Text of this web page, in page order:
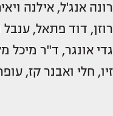
רונה אנג'ל, אילנה
רוזן, דוד פתאל, ענבל
גדי אונגר, ד"ר מיכל
זיו, חלי ואבנר קז,